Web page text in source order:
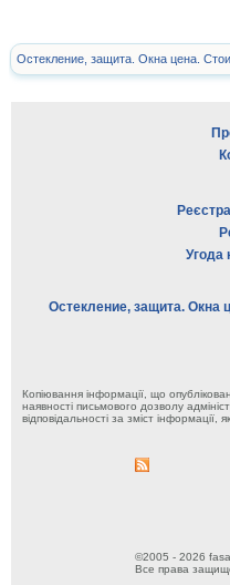
Остекление, защита. Окна цена.
Угода
Остекление, защита. Окна
Копіювання інформації, що
наявності письмового дозволу
відповідальності за зміст інформації,
©2005 - 2026
Все права